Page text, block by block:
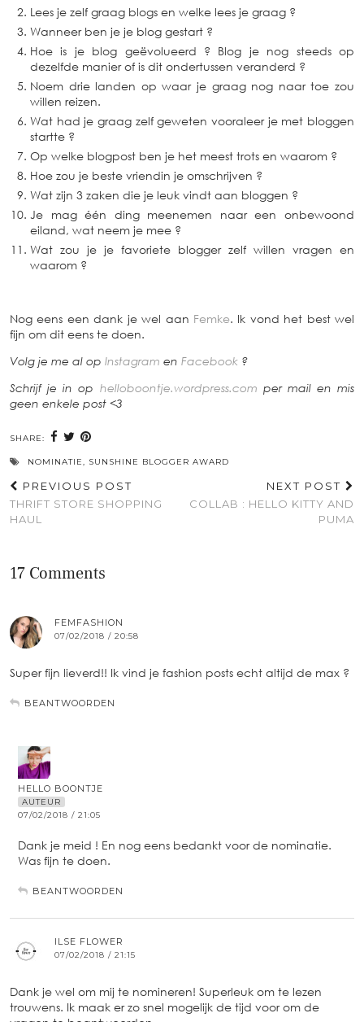
Lees je zelf graag blogs en welke lees je graag ?
Wanneer ben je je blog gestart ?
Hoe is je blog geëvolueerd ? Blog je nog steeds op
dezelfde manier of is dit ondertussen veranderd ?
Noem drie landen op waar je graag nog naar toe zou
willen reizen.
Wat had je graag zelf geweten vooraleer je met bloggen
startte ?
Op welke blogpost ben je het meest trots en waarom ?
Hoe zou je beste vriendin je omschrijven ?
Wat zijn 3 zaken die je leuk vindt aan bloggen ?
Je mag één ding meenemen naar een onbewoond
eiland, wat neem je mee ?
Wat zou je je favoriete blogger zelf willen vragen en
waarom ?
Nog eens een dank je wel aan Femke. Ik vond het best wel
fijn om dit eens te doen.
Volg je me al op Instagram en Facebook ?
Schrijf je in op helloboontje.wordpress.com per mail en mis
geen enkele post <3
SHARE:
NOMINATIE, SUNSHINE BLOGGER AWARD
PREVIOUS POST
THRIFT STORE SHOPPING
HAUL
NEXT POST
COLLAB : HELLO KITTY AND
PUMA
17 Comments
FEMFASHION
07/02/2018 / 20:58
Super fijn lieverd!! Ik vind je fashion posts echt altijd de max ?
BEANTWOORDEN
HELLO BOONTJE
AUTEUR
07/02/2018 / 21:05
Dank je meid ! En nog eens bedankt voor de nominatie.
Was fijn te doen.
BEANTWOORDEN
ILSE FLOWER
07/02/2018 / 21:15
Dank je wel om mij te nomineren! Superleuk om te lezen
trouwens. Ik maak er zo snel mogelijk de tijd voor om de